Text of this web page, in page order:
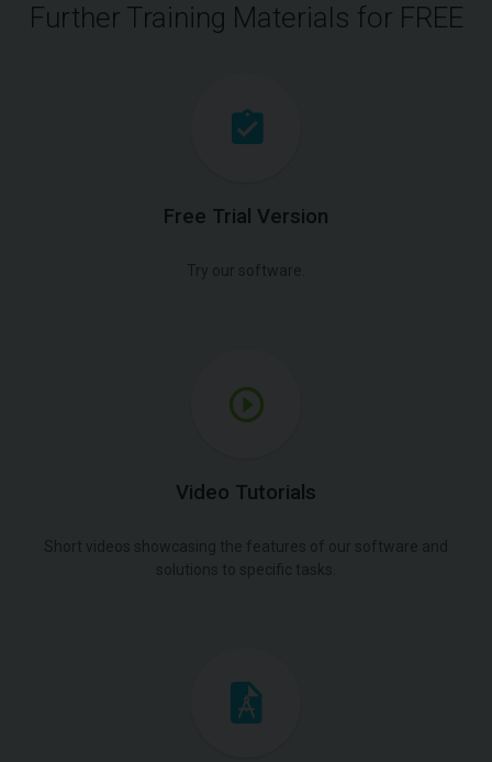
Further Training Materials for FREE
Free Trial Version
Try our software.
Video Tutorials
Short videos showcasing the features of our software and
solutions to specific tasks.